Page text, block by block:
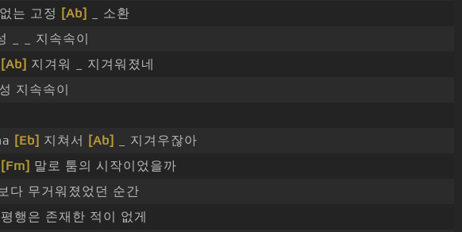
는 고정 [Ab]
_ 소환
_ _ 지속속이
[Ab] 지겨워 _ 지겨워졌네
지속속이
[Eb] 지쳐서 [Ab]
_ 지겨우잖아
[Fm] 말로 툼의 시작이었을까
다 무거워졌었던 순간
평행은 존재한 적이 없게